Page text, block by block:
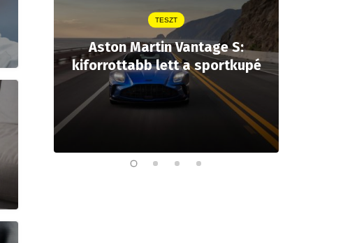
TESZT
Aston Martin Vantage S:
kiforrottabb lett a sportkupé